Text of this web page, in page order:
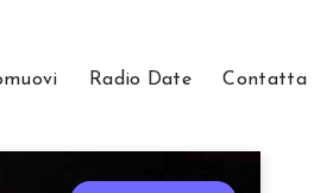
Radio Date Contatta